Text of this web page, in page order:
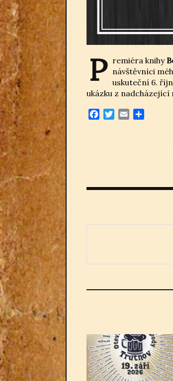
P remiéra knihy
návštěvníci
uskuteční 6.
ukázku z nadcházející
Facebook
Twitter
Email